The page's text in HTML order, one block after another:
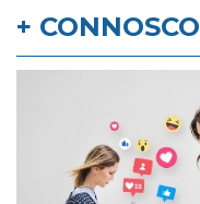
+ CONNOSCO